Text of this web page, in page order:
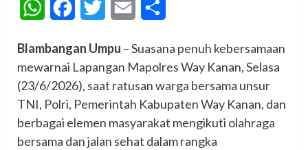
WhatsAppFacebookTwitter Email
Blambangan Umpu – Suasana penuh kebersamaan
mewarnai Lapangan Mapolres Way Kanan, Selasa
(23/6/2026), saat ratusan warga bersama unsur
TNI, Polri, Pemerintah Kabupaten Way Kanan, dan
berbagai elemen masyarakat mengikuti olahraga
bersama dan jalan sehat dalam rangka